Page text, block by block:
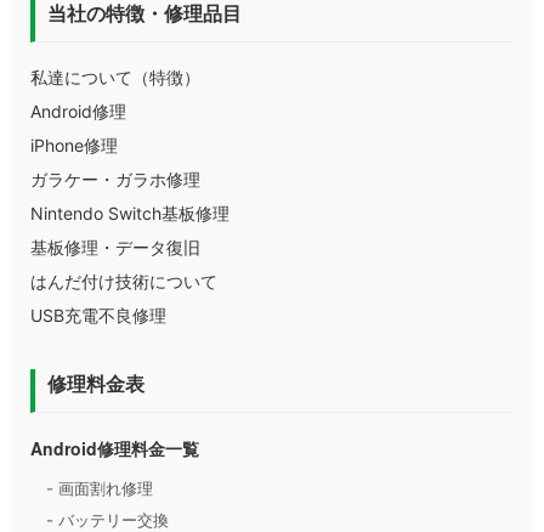
当社の特徴・修理品目
私達について（特徴）
Android修理
iPhone修理
ガラケー・ガラホ修理
Nintendo Switch基板修理
基板修理・データ復旧
はんだ付け技術について
USB充電不良修理
修理料金表
Android修理料金一覧
- 画面割れ修理
- バッテリー交換